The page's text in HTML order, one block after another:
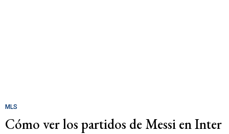
MLS
Cómo ver los partidos de Messi en Inter